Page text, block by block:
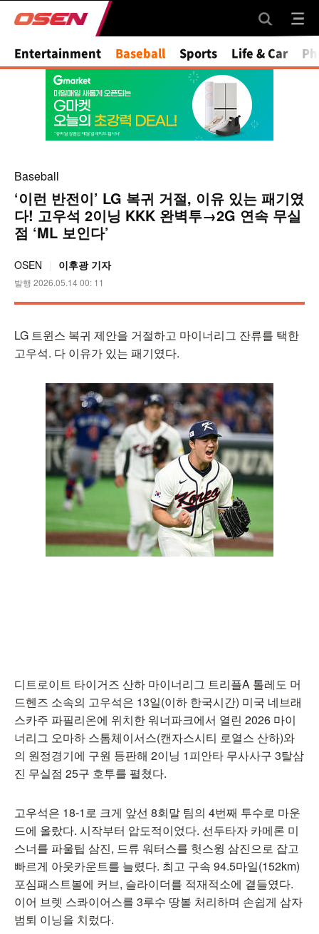
Entertainment Baseball Sports Life & Car
Baseball
‘이런 반전이’ LG 복귀 거절, 이유 있는 패기였
다! 고우석 2이닝 KKK 완벽투→2G 연속 무실
점 ‘ML 보인다’
OSEN 이후광 기자
발행 2026.05.14 00: 11
LG 트윈스 복귀 제안을 거절하고 마이너리그 잔류를 택한
고우석. 다 이유가 있는 패기였다.
디트로이트 타이거즈 산하 마이너리그 트리플A 톨레도 머
드헨즈 소속의 고우석은 13일(이하 한국시간) 미국 네브래
스카주 파필리온에 위치한 워너파크에서 열린 2026 마이
너리그 오마하 스톰체이서스(캔자스시티 로열스 산하)와
의 원정경기에 구원 등판해 2이닝 1피안타 무사사구 3탈삼
진 무실점 25구 호투를 펼쳤다.
고우석은 18-1로 크게 앞선 8회말 팀의 4번째 투수로 마운
드에 올랐다. 시작부터 압도적이었다. 선두타자 카메론 미
스너를 파울팁 삼진, 드류 워터스를 헛스윙 삼진으로 잡고
빠르게 아웃카운트를 늘렸다. 최고 구속 94.5마일(152km)
포심패스트볼에 커브, 슬라이더를 적재적소에 곁들였다.
이어 브렛 스콰이어스를 3루수 땅볼 처리하며 손쉽게 삼자
범퇴 이닝을 치렀다.